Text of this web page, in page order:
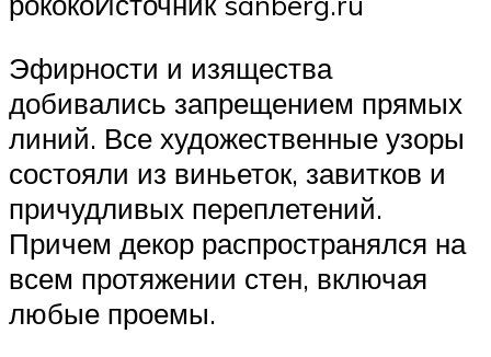
Эфирности и изящества
добивались запрещением прямых
линий. Все художественные узоры
состояли из виньеток, завитков и
причудливых переплетений.
Причем декор распространялся на
всем протяжении стен, включая
любые проемы.